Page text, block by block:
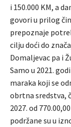
i 150.000 KM, a
govori u prilog
prepoznaje
cilju doći do
Domaljevac pa i
Samo u 2021.
maraka koji se
obrtna sredstva,
2027. od
podržane su u